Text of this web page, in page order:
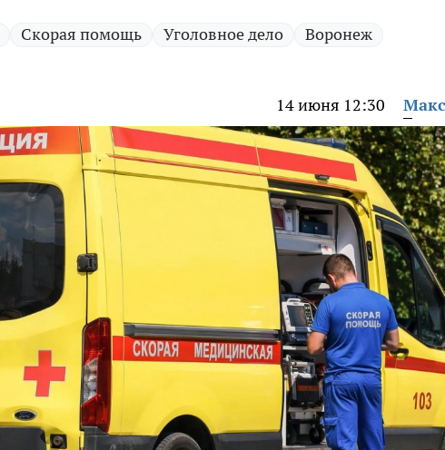
Скорая помощь Уголовное дело Воронеж
14 июня 12:30